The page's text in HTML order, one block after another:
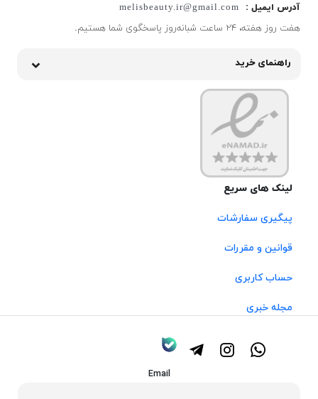
آدرس ایمیل :
melisbeauty.ir@gmail.com
هفت روز هفته، ۲۴ ساعت شبانه‌روز پاسخگوی شما هستیم.
راهنمای خرید
لینک های سریع
پیگیری سفارشات
قوانین و مقررات
حساب کاربری
مجله خبری
Email